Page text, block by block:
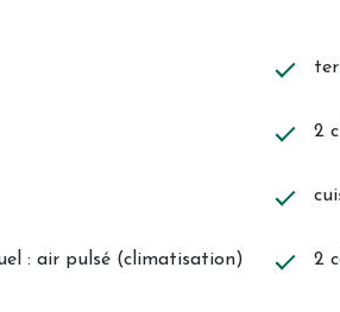
2
: air pulsé (climatisation) 2